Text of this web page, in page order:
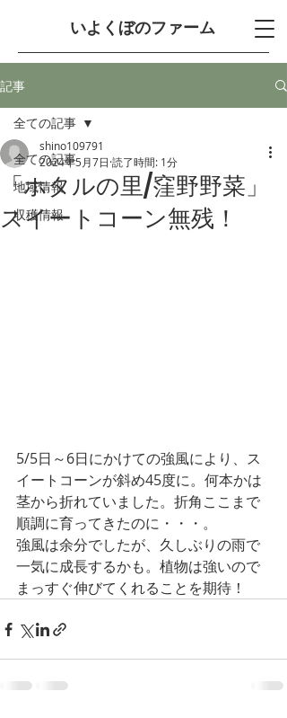
​いよくぼのファーム
記事
全ての記事
地域情報
収穫情報
全ての記事
「ホタルの里/窪野野菜」
スイートコーン無残！
shino109791
2024年5月7日 読了時間: 1分
5/5日～6日にかけての強風により、ス
イートコーンが斜め45度に。何本かは
茎から折れていました。折角ここまで
順調に育ってきたのに・・・。
強風は余分でしたが、久しぶりの雨で
一気に成長するかも。植物は強いので
まっすぐ伸びてくれることを期待！